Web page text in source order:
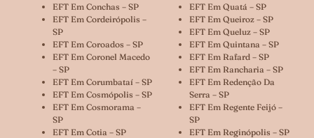
EFT Em Conchas – SP
EFT Em Cordeirópolis –
SP
EFT Em Coroados – SP
EFT Em Coronel Macedo
– SP
EFT Em Corumbataí – SP
EFT Em Cosmópolis – SP
EFT Em Cosmorama –
SP
EFT Em Cotia – SP
EFT Em Quatá – SP
EFT Em Queiroz – SP
EFT Em Queluz – SP
EFT Em Quintana – SP
EFT Em Rafard – SP
EFT Em Rancharia – SP
EFT Em Redenção Da
Serra – SP
EFT Em Regente Feijó –
SP
EFT Em Reginópolis – SP